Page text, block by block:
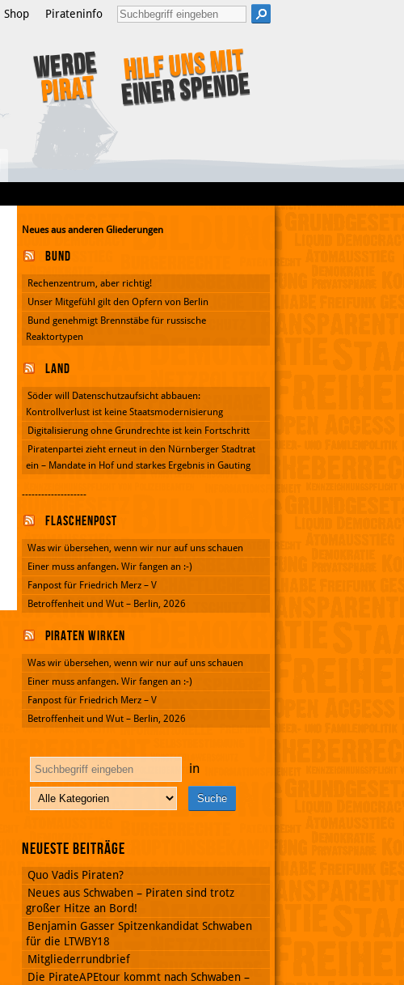
Shop Pirateninfo
Werde
Pirat
Hilf uns mit
einer Spende
Neues aus anderen Gliederungen
Bund
Rechenzentrum, aber richtig!
Unser Mitgefühl gilt den Opfern von Berlin
Bund genehmigt Brennstäbe für russische
Reaktortypen
Land
Söder will Datenschutzaufsicht abbauen:
Kontrollverlust ist keine Staatsmodernisierung
Digitalisierung ohne Grundrechte ist kein Fortschritt
Piratenpartei zieht erneut in den Nürnberger Stadtrat
ein – Mandate in Hof und starkes Ergebnis in Gauting
--------------------
Flaschenpost
Was wir übersehen, wenn wir nur auf uns schauen
Einer muss anfangen. Wir fangen an :-)
Fanpost für Friedrich Merz – V
Betroffenheit und Wut – Berlin, 2026
Piraten wirken
Was wir übersehen, wenn wir nur auf uns schauen
Einer muss anfangen. Wir fangen an :-)
Fanpost für Friedrich Merz – V
Betroffenheit und Wut – Berlin, 2026
in
Neueste Beiträge
Quo Vadis Piraten?
Neues aus Schwaben – Piraten sind trotz
großer Hitze an Bord!
Benjamin Gasser Spitzenkandidat Schwaben
für die LTWBY18
Mitgliederrundbrief
Die PirateAPEtour kommt nach Schwaben –